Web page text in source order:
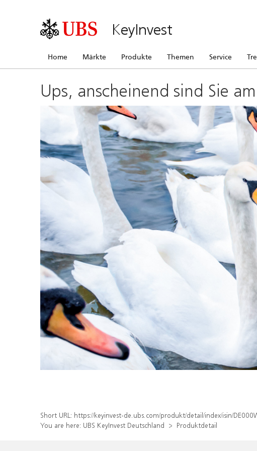
KeyInvest
Home Märkte Produkte Themen Service
Ups, anscheinend sind Sie
Short URL: https://keyinvest-de.ubs.com/produkt/detail/index/isin/
You are here: UBS KeyInvest Deutschland Produktdetail